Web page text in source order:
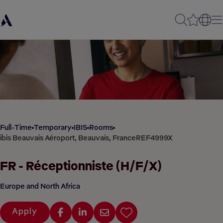
Full-Time Temporary IBIS Rooms
ibis Beauvais Aéroport, Beauvais, FranceREF4999X
FR - Réceptionniste (H/F/X)
Europe and North Africa
Apply